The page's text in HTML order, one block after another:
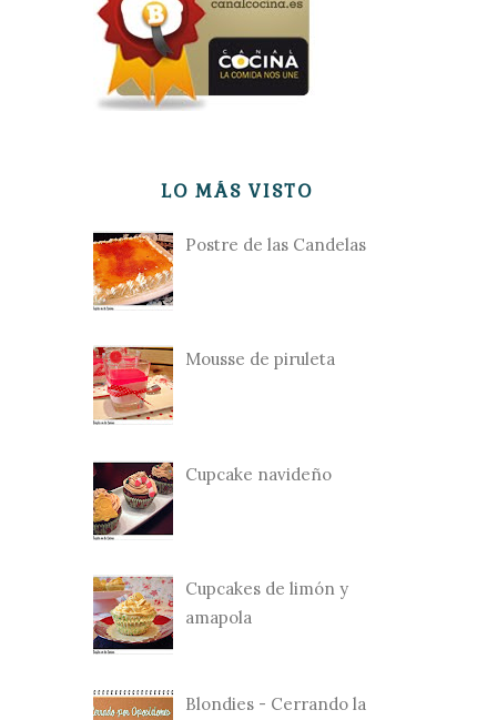
LO MÁS VISTO
Postre de las Candelas
Mousse de piruleta
Cupcake navideño
Cupcakes de limón y
amapola
Blondies - Cerrando la